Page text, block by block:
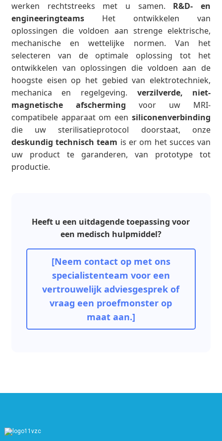
werken rechtstreeks met u samen. R&D- en
engineeringteamsHet ontwikkelen van
oplossingen die voldoen aan strenge elektrische,
mechanische en wettelijke normen. Van het
selecteren van de optimale oplossing tot het
ontwikkelen van oplossingen die voldoen aan de
hoogste eisen op het gebied van elektrotechniek,
mechanica en regelgeving. verzilverde, niet-
magnetische afscherming voor uw MRI-
compatibele apparaat om eensiliconenverbinding
die uw sterilisatieprotocol doorstaat, onze
deskundig technisch team is er om het succes van
uw product te garanderen, van prototype tot
productie.
Heeft u een uitdagende toepassing voor
een medisch hulpmiddel?
[Neem contact op met ons
specialistenteam voor een
vertrouwelijk adviesgesprek of
vraag een proefmonster op
maat aan.]